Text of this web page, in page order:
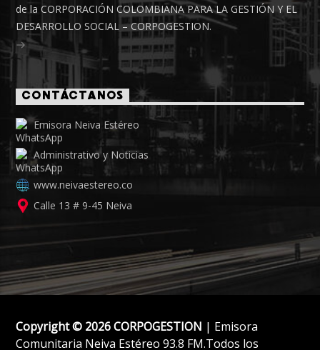
de la CORPORACIÓN COLOMBIANA PARA LA GESTIÓN Y EL
DESARROLLO SOCIAL – CORPOGESTION.
CONTÁCTANOS
Emisora Neiva Estéreo
Administrativo y Noticias
www.neivaestereo.co
Calle 13 # 9-45 Neiva
Copyright © 2026 CORPOGESTION | Emisora
Comunitaria Neiva Estéreo 93.8 FM.Todos los